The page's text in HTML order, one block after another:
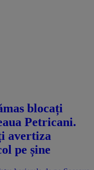
blocați
Petricani.
avertiza
pe șine